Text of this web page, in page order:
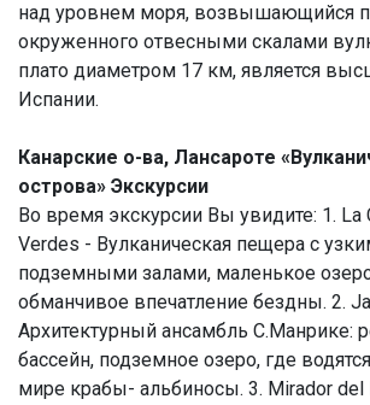
над уровнем моря, возвышающийся
окруженного отвесными скалами
плато диаметром 17 км, является
Испании.
Канарские о-ва, Лансароте
острова» Экскурсии
Во время экскурсии Вы увидите: 1. La
Verdes - Вулканическая пещера с
подземными залами, маленькое
обманчивое впечатление бездны. 2.
Архитектурный ансамбль С.Манрике:
бассейн, подземное озеро, где
мире крабы- альбиносы. 3. Mirador del